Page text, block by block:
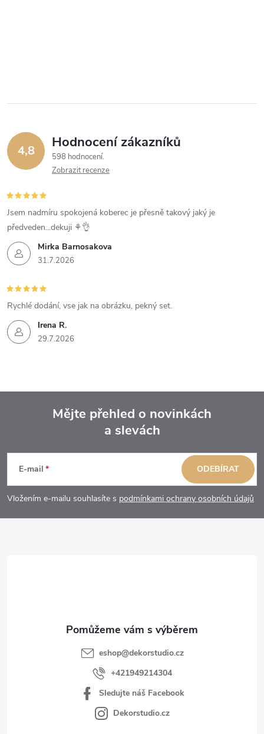
4,8 Hodnocení zákazníků
598 hodnocení
Zobrazit recenze
Mirka Barnosakova
31.7.2026
Jsem nadmíru spokojená koberec je přesně takový jaký je
předveden...dekuji ⚘️👌
Irena R.
29.7.2026
Rychlé dodání, vse jak na obrázku, pekný set.
p
a
Mějte přehled o novinkách
a slevách
E-mail
Vložením e-mailu souhlasíte s podmínkami ochrany osobních údajů
ODEBÍRAT
eshop@dekorstudio.cz
+421949214304
Sledujte náš Facebook
Dekorstudio.cz